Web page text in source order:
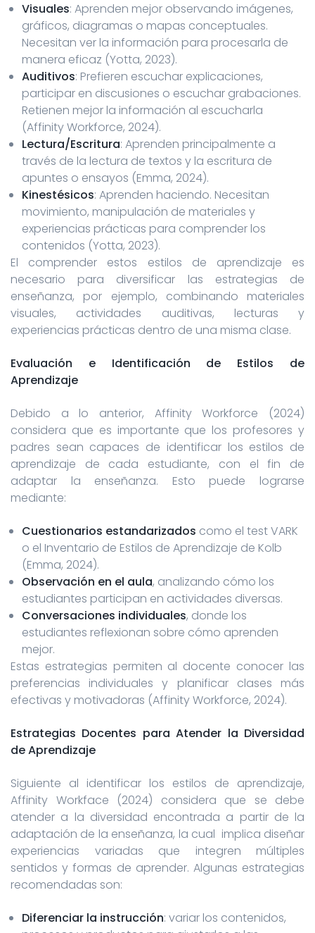
Visuales: Aprenden mejor observando imágenes,
gráficos, diagramas o mapas conceptuales.
Necesitan ver la información para procesarla de
manera eficaz (Yotta, 2023).
Auditivos: Prefieren escuchar explicaciones,
participar en discusiones o escuchar grabaciones.
Retienen mejor la información al escucharla
(Affinity Workforce, 2024).
Lectura/Escritura: Aprenden principalmente a
través de la lectura de textos y la escritura de
apuntes o ensayos (Emma, 2024).
Kinestésicos: Aprenden haciendo. Necesitan
movimiento, manipulación de materiales y
experiencias prácticas para comprender los
contenidos (Yotta, 2023).
El comprender estos estilos de aprendizaje es
necesario para diversificar las estrategias de
enseñanza, por ejemplo, combinando materiales
visuales, actividades auditivas, lecturas y
experiencias prácticas dentro de una misma clase.
Evaluación e Identificación de Estilos de
Aprendizaje
Debido a lo anterior, Affinity Workforce (2024)
considera que es importante que los profesores y
padres sean capaces de identificar los estilos de
aprendizaje de cada estudiante, con el fin de
adaptar la enseñanza. Esto puede lograrse
mediante:
Cuestionarios estandarizados como el test VARK
o el Inventario de Estilos de Aprendizaje de Kolb
(Emma, 2024).
Observación en el aula, analizando cómo los
estudiantes participan en actividades diversas.
Conversaciones individuales, donde los
estudiantes reflexionan sobre cómo aprenden
mejor.
Estas estrategias permiten al docente conocer las
preferencias individuales y planificar clases más
efectivas y motivadoras (Affinity Workforce, 2024).
Estrategias Docentes para Atender la Diversidad
de Aprendizaje
Siguiente al identificar los estilos de aprendizaje,
Affinity Workface (2024) considera que se debe
atender a la diversidad encontrada a partir de la
adaptación de la enseñanza, la cual implica diseñar
experiencias variadas que integren múltiples
sentidos y formas de aprender. Algunas estrategias
recomendadas son:
Diferenciar la instrucción: variar los contenidos,